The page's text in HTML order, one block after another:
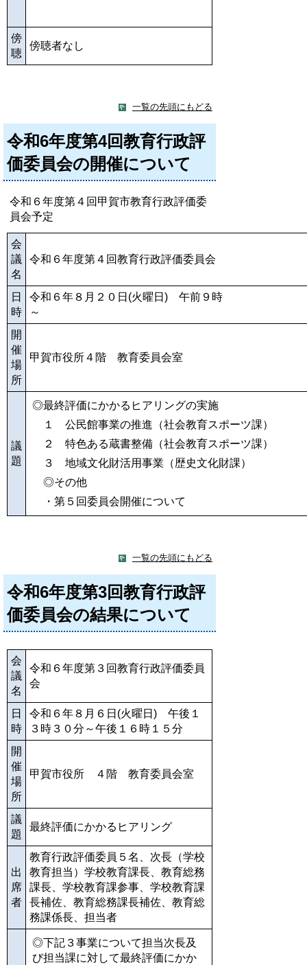
傍
聴
傍聴者なし
一覧の先頭にもどる
令和6年度第4回教育行政評
価委員会の開催について
令和６年度第４回甲賀市教育行政評価委
員会予定
会
議
名
令和６年度第４回教育行政評価委員会
日
時
令和６年８月２０日(火曜日) 午前９時
開
催
場
所
甲賀市役所４階 教育委員会室
議
題
◎最終評価にかかるヒアリングの実施
１ 公民館事業の推進（社会教育スポーツ課）
２ 特色ある蔵書整備 （社会教育スポーツ課）
３ 地域文化財活用事業（歴史文化財課）
◎その他
・第５回委員会開催について
一覧の先頭にもどる
令和6年度第3回教育行政評
価委員会の結果について
会
議
名
令和６年度第３回教育行政評価委員
会
日
時
令和６年８月６日(火曜日) 午後１
３時３０分～午後１６時１５分
開
催
場
所
甲賀市役所 ４階 教育委員会室
議
題
最終評価にかかるヒアリング
出
席
者
教育行政評価委員５名、次長（学校
教育担当）学校教育課長、教育総務
課長、学校教育課参事、学校教育課
長補佐、教育総務課長補佐、教育総
務課係長、担当者
◎下記３事業について担当次長及
び担当課に対して最終評価にかか